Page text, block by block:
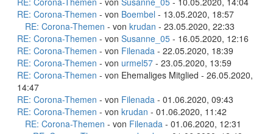
RE: Corona-Themen - von Boembel - 13.05.2020, 18:57
RE: Corona-Themen - von krudan - 23.05.2020, 22:33
RE: Corona-Themen - von Susanne_05 - 16.05.2020, 12:16
RE: Corona-Themen - von Filenada - 22.05.2020, 18:39
RE: Corona-Themen - von urmel57 - 23.05.2020, 13:59
RE: Corona-Themen - von Ehemaliges Mitglied - 26.05.2020,
14:47
RE: Corona-Themen - von Filenada - 01.06.2020, 09:43
RE: Corona-Themen - von krudan - 01.06.2020, 11:42
RE: Corona-Themen - von Filenada - 01.06.2020, 12:31